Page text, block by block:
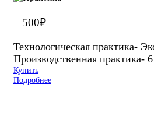
500₽
Технологическая практика-
Производственная практика-
Купить
Подробнее